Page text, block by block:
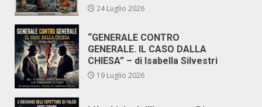
24 Luglio 2026
“GENERALE CONTRO
GENERALE. IL CASO DALLA
CHIESA” – di Isabella Silvestri
19 Luglio 2026